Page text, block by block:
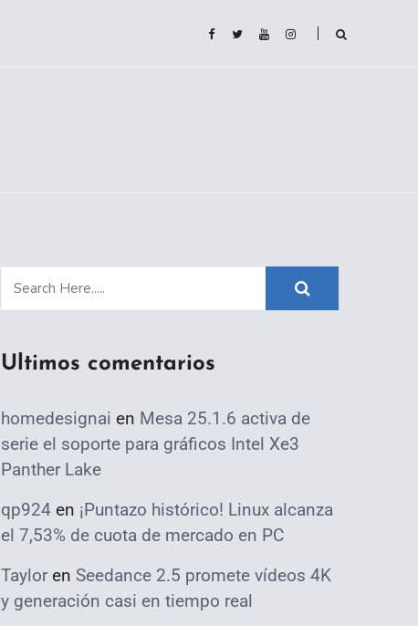
Ultimos comentarios
homedesignai en Mesa 25.1.6 activa de
serie el soporte para gráficos Intel Xe3
Panther Lake
qp924 en ¡Puntazo histórico! Linux alcanza
el 7,53% de cuota de mercado en PC
Taylor en Seedance 2.5 promete vídeos 4K
y generación casi en tiempo real